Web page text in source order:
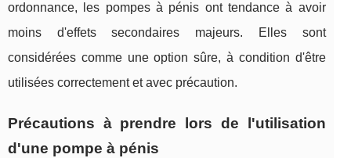
ordonnance, les pompes à pénis ont tendance à avoir
moins d'effets secondaires majeurs. Elles sont
considérées comme une option sûre, à condition d'être
utilisées correctement et avec précaution.
Précautions à prendre lors de l'utilisation
d'une pompe à pénis